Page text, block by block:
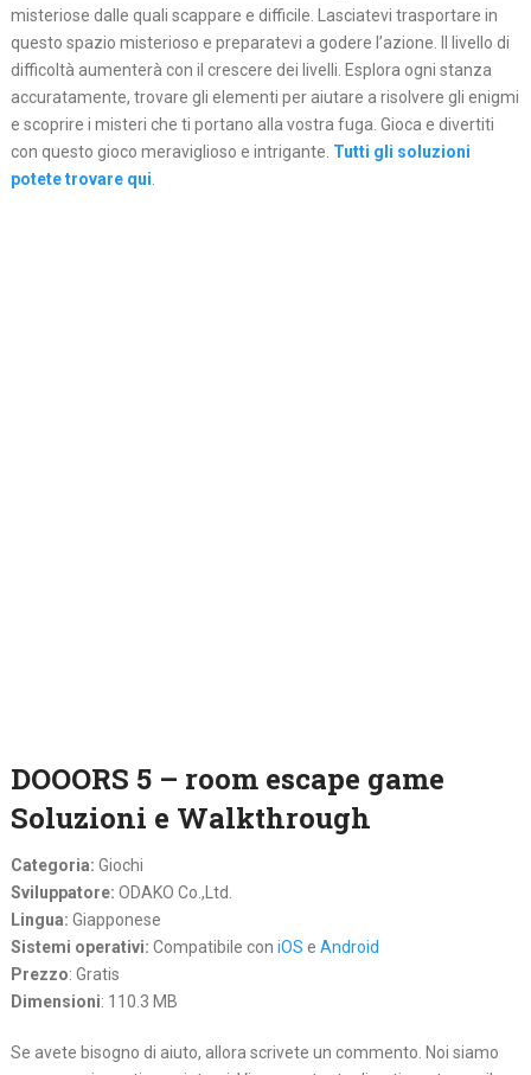
misteriose dalle quali scappare e difficile. Lasciatevi trasportare in
questo spazio misterioso e preparatevi a godere l’azione. Il livello di
difficoltà aumenterà con il crescere dei livelli. Esplora ogni stanza
accuratamente, trovare gli elementi per aiutare a risolvere gli enigmi
e scoprire i misteri che ti portano alla vostra fuga. Gioca e divertiti
con questo gioco meraviglioso e intrigante. Tutti gli soluzioni
potete trovare qui.
DOOORS 5 – room escape game
Soluzioni e Walkthrough
Categoria: Giochi
Sviluppatore: ODAKO Co.,Ltd.
Lingua: Giapponese
Sistemi operativi: Compatibile con iOS e Android
Prezzo: Gratis
Dimensioni: 110.3 MB
Se avete bisogno di aiuto, allora scrivete un commento. Noi siamo